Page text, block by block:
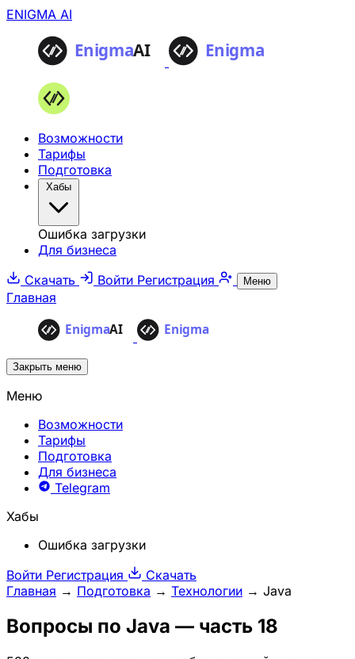
ENIGMA AI
Возможности
Тарифы
Подготовка
Хабы
Ошибка загрузки
Для бизнеса
Скачать
Войти Регистрация Меню
Главная
Закрыть меню
Меню
Возможности
Тарифы
Подготовка
Для бизнеса
Telegram
Хабы
Ошибка загрузки
Войти Регистрация
Скачать
Главная → Подготовка → Технологии → Java
Вопросы по Java — часть 18